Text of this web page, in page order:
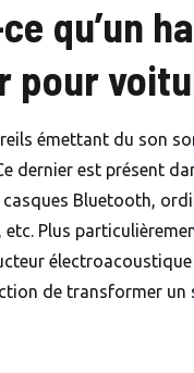
ce qu’un
pour
émettant du son
dernier est présent
Bluetooth,
etc. Plus
de transformer un